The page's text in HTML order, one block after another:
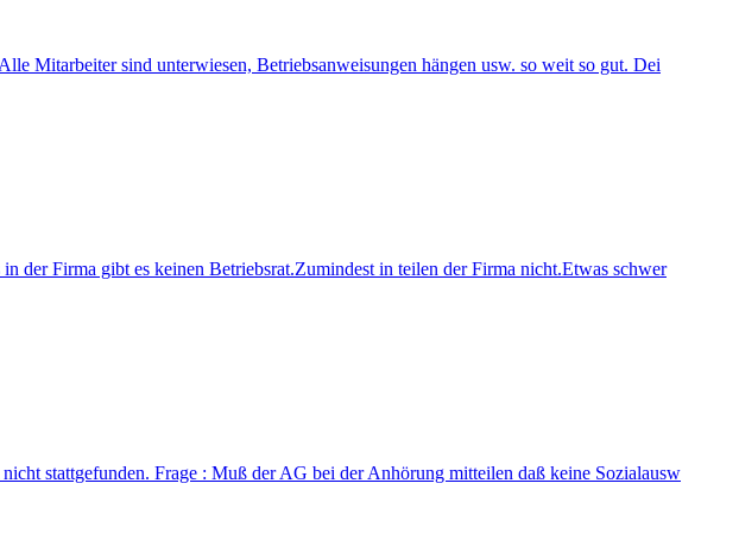
Mitarbeiter sind unterwiesen, Betriebsanweisungen hängen usw. so weit so gut. Dei
der Firma gibt es keinen Betriebsrat.Zumindest in teilen der Firma nicht.Etwas schwer
stattgefunden. Frage : Muß der AG bei der Anhörung mitteilen daß keine Sozialausw